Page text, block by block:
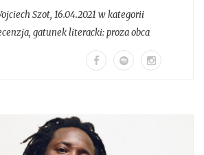
Szot, 16.04.2021 w kategorii
, gatunek literacki:proza obca